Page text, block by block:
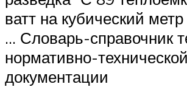
ватт на кубический
… Словарь-справочник
нормативно-технической
документации